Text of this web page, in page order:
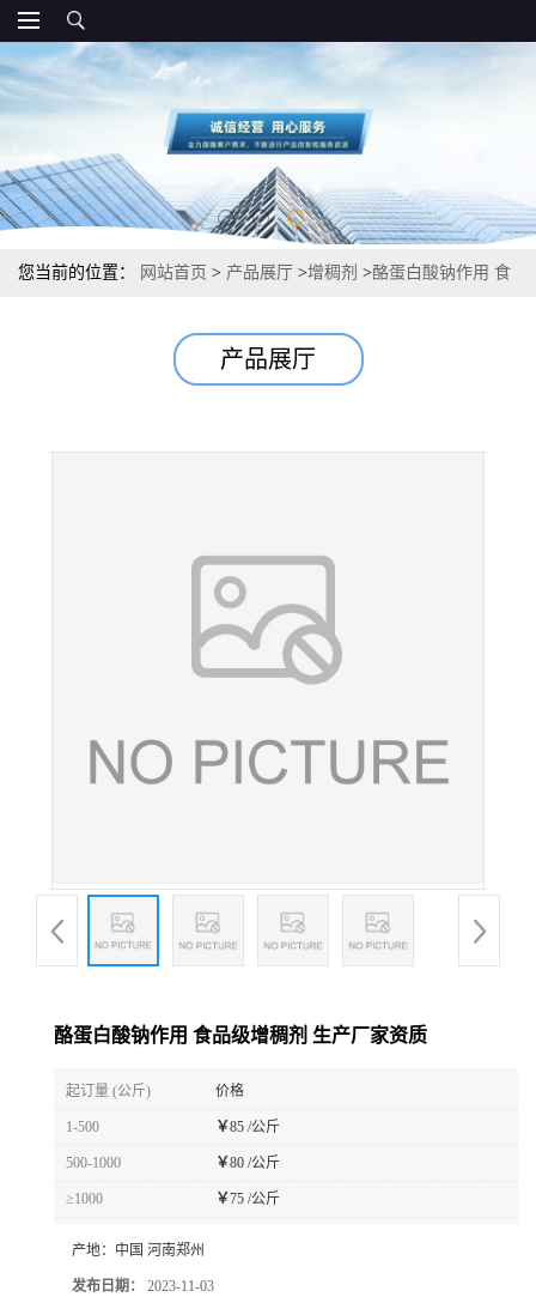
您当前的位置： 网站首页 > 产品展厅 >增稠剂 >酪蛋白酸钠作用 食
产品展厅
酪蛋白酸钠作用 食品级增稠剂 生产厂家资质
起订量 (公斤) 价格
1-500 ￥85 /公斤
500-1000 ￥80 /公斤
≥1000 ￥75 /公斤
产地： 中国 河南郑州
发布日期： 2023-11-03